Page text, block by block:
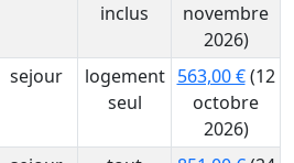
inclus
novembre
2026)
sejour
logement
seul
563,00 €(12
octobre
2026)